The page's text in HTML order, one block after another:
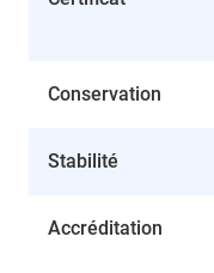
Conservation
Stabilité
Accréditation